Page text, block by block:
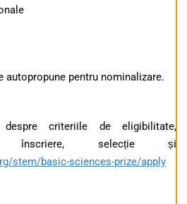
autopropune pentru nominalizare.
criteriile de eligibilitate,
înscriere, selecție și
stem/basic-sciences-prize/apply